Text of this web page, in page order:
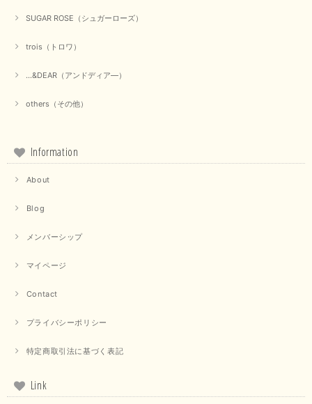
SUGAR ROSE（シュガーローズ）
trois（トロワ）
...&DEAR（アンドディア―）
others（その他）
Information
About
Blog
メンバーシップ
マイページ
Contact
プライバシーポリシー
特定商取引法に基づく表記
Link